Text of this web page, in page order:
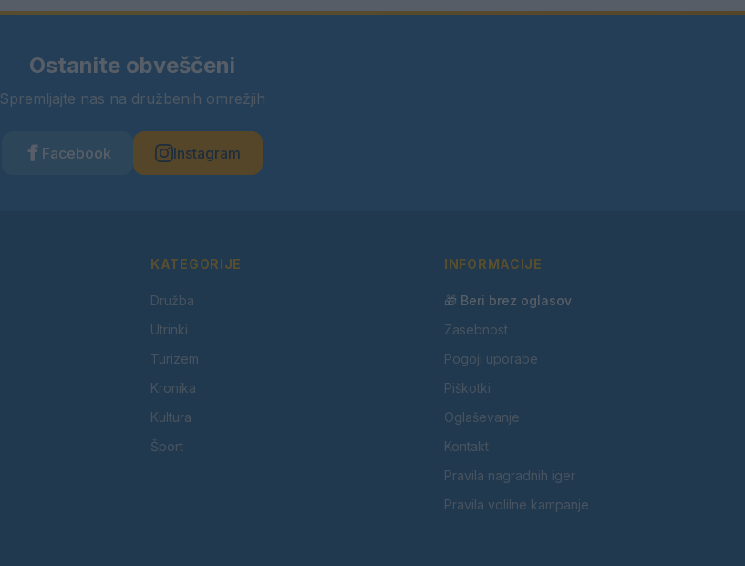
Ostanite obveščeni
Spremljajte nas na družbenih omrežjih
Facebook Instagram
KATEGORIJE
Družba
Utrinki
Turizem
Kronika
Kultura
Šport
INFORMACIJE
🎁 Beri brez oglasov
Zasebnost
Pogoji uporabe
Piškotki
Oglaševanje
Kontakt
Pravila nagradnih iger
Pravila volilne kampanje